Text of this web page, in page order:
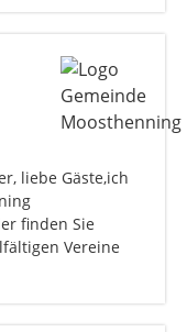
liebe Gäste,ich
finden Sie
Vereine